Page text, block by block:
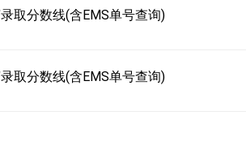
取分数线(含EMS单号查询)
取分数线(含EMS单号查询)